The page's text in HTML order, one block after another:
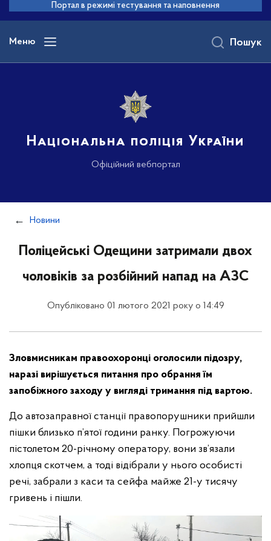
основного
вмісту
Портал в режимі тестування та наповнення
Меню
Національна поліція України
Офіційний вебпортал
Пошук
Новини
Поліцейські Одещини затримали двох
чоловіків за розбійний напад на АЗС
Опубліковано 01 лютого 2021 року о 14:49
Зловмисникам правоохоронці оголосили підозру,
наразі вирішується питання про обрання їм
запобіжного заходу у вигляді тримання під вартою.
До автозаправної станції правопорушники прийшли
пішки близько п’ятої години ранку. Погрожуючи
пістолетом 20-річному оператору, вони зв’язали
хлопця скотчем, а тоді відібрали у нього особисті
речі, забрали з каси та сейфа майже 21-у тисячу
гривень і пішли.